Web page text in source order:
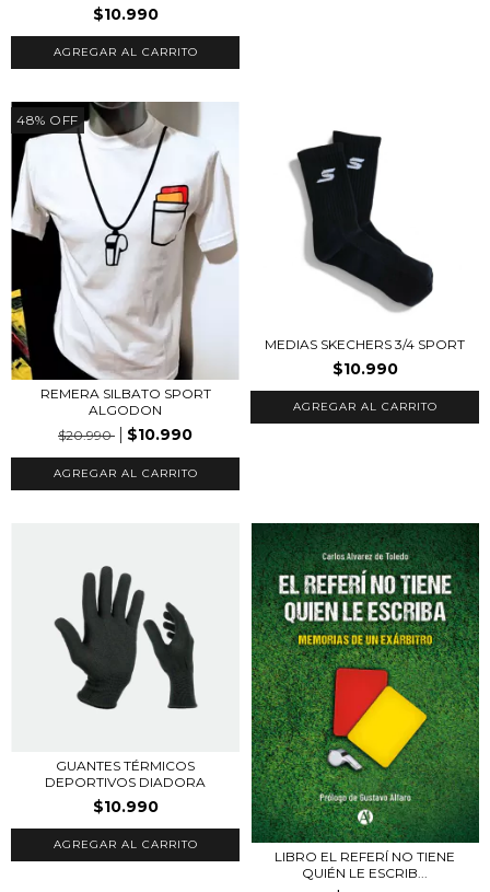
$10.990
48% OFF
REMERA SILBATO SPORT
ALGODON
$20.990
$10.990
AGREGAR AL CARRITO
MEDIAS SKECHERS 3/4 SPORT
$10.990
AGREGAR AL CARRITO
GUANTES TÉRMICOS
DEPORTIVOS DIADORA
$10.990
LIBRO EL REFERÍ NO TIENE
QUIÉN LE ESCRIB...